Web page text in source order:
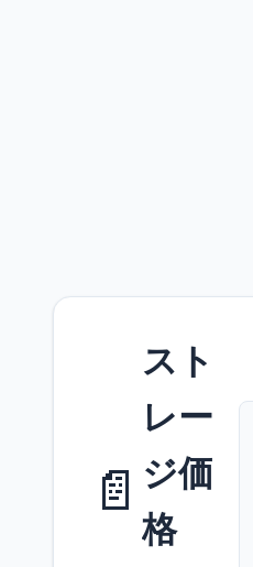
📄
スト
レー
ジ価
格